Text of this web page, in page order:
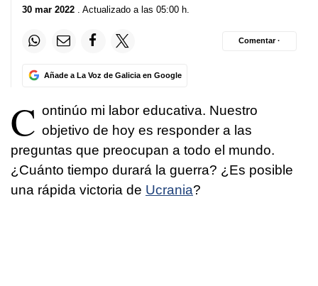
30 mar 2022 . Actualizado a las 05:00 h.
Añade a La Voz de Galicia en Google
Comentar ·
C ontinúo mi labor educativa. Nuestro
objetivo de hoy es responder a las
preguntas que preocupan a todo el mundo.
¿Cuánto tiempo durará la guerra? ¿Es posible
una rápida victoria de Ucrania?